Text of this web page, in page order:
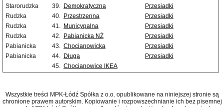
Starorudzka
39. Demokratyczna
Przesiadki
Rudzka
40. Przestrzenna
Przesiadki
Rudzka
41. Municypalna
Przesiadki
Rudzka
42. Pabianicka NŻ
Przesiadki
Pabianicka
43. Chocianowicka
Przesiadki
Pabianicka
44. Długa
Przesiadki
45. Chocianowice IKEA
Wszystkie treści MPK-Łódź Spółka z o.o. opublikowane na niniejszej stronie są
chronione prawem autorskim. Kopiowanie i rozpowszechnianie ich bez pisemnej